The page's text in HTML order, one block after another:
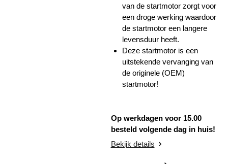
van de startmotor zorgt voor
een droge werking waardoor
de startmotor een langere
levensduur heeft.
Deze startmotor is een
uitstekende vervanging van
de originele (OEM)
startmotor!
Op werkdagen voor 15.00
besteld volgende dag in huis!
Bekijk details